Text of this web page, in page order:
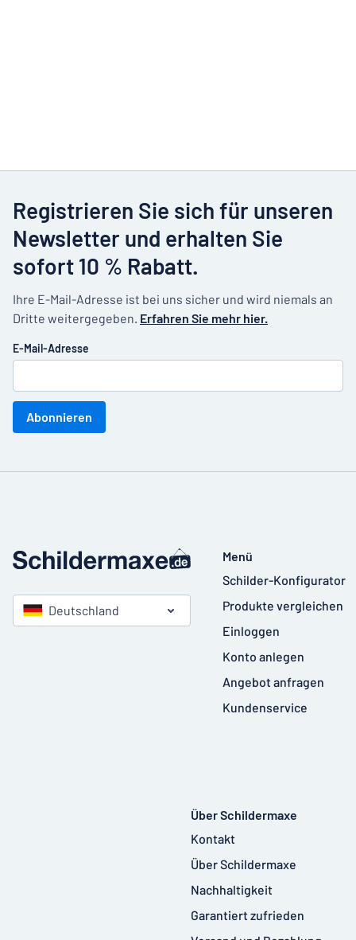
Registrieren Sie sich für unseren
Newsletter und erhalten Sie
sofort 10 % Rabatt.
Ihre E-Mail-Adresse ist bei uns sicher und wird niemals an
Dritte weitergegeben. Erfahren Sie mehr hier.
E-Mail-Adresse
Abonnieren
Deutschland
Menü
Schilder-Konfigurator
Produkte vergleichen
Einloggen
Konto anlegen
Angebot anfragen
Kundenservice
Über Schildermaxe
Kontakt
Über Schildermaxe
Nachhaltigkeit
Garantiert zufrieden